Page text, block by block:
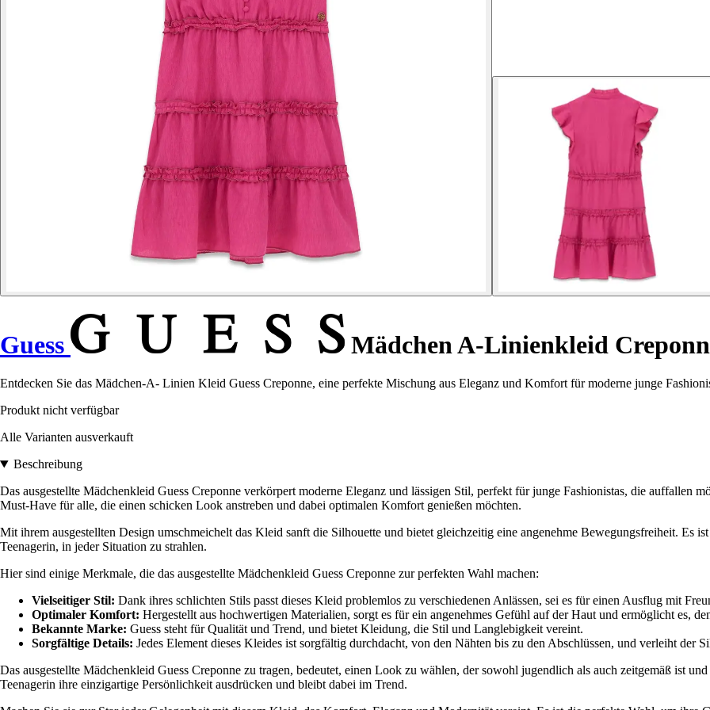
Guess Mädchen A-Linienkleid
Entdecken Sie das Mädchen-A- Linien Kleid Guess Creponne, eine perfekte Mischung aus Eleganz und Komfort für moderne junge
Produkt nicht verfügbar
Alle Varianten ausverkauft
Beschreibung
Das ausgestellte Mädchenkleid Guess Creponne verkörpert moderne Eleganz und lässigen Stil, perfekt für junge Fashionistas, die auffallen
Must-Have für alle, die einen schicken Look anstreben und dabei optimalen Komfort genießen möchten.
Mit ihrem ausgestellten Design umschmeichelt das Kleid sanft die Silhouette und bietet gleichzeitig eine angenehme Bewegungsfreiheit. Es
Teenagerin, in jeder Situation zu strahlen.
Hier sind einige Merkmale, die das ausgestellte Mädchenkleid Guess Creponne zur perfekten Wahl machen:
Vielseitiger Stil: Dank ihres schlichten Stils passt dieses Kleid problemlos zu verschiedenen Anlässen, sei es für einen Ausflug mit
Optimaler Komfort: Hergestellt aus hochwertigen Materialien, sorgt es für ein angenehmes Gefühl auf der Haut und ermöglicht es,
Bekannte Marke: Guess steht für Qualität und Trend, und bietet Kleidung, die Stil und Langlebigkeit vereint.
Sorgfältige Details: Jedes Element dieses Kleides ist sorgfältig durchdacht, von den Nähten bis zu den Abschlüssen, und verleiht der
Das ausgestellte Mädchenkleid Guess Creponne zu tragen, bedeutet, einen Look zu wählen, der sowohl jugendlich als auch zeitgemäß ist
Teenagerin ihre einzigartige Persönlichkeit ausdrücken und bleibt dabei im Trend.